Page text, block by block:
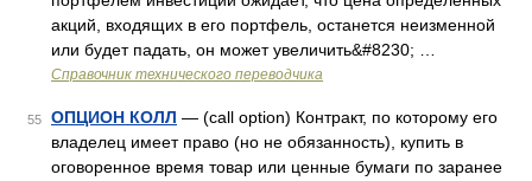
акций, входящих в его портфель, останется неизменной
или будет падать, он может увеличить&#8230; …
Справочник технического переводчика
55 ОПЦИОН КОЛЛ — (call option) Контракт, по которому его
владелец имеет право (но не обязанность), купить в
оговоренное время товар или ценные бумаги по заранее